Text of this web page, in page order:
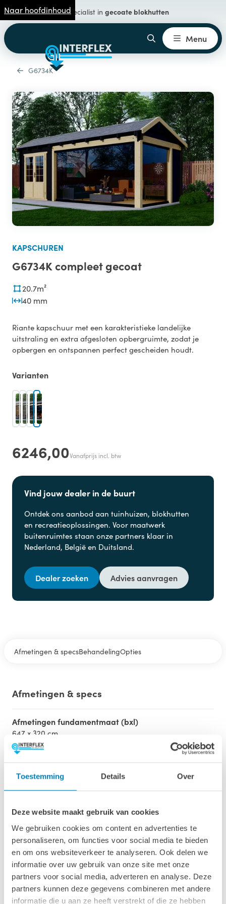
Toestemming Details Over
Deze website maakt gebruik van cookies
We gebruiken cookies om content en advertenties te
personaliseren, om functies voor social media te bieden
en om ons websiteverkeer te analyseren. Ook delen we
informatie over uw gebruik van onze site met onze
partners voor social media, adverteren en analyse. Deze
partners kunnen deze gegevens combineren met andere
informatie die u aan ze heeft verstrekt of die ze hebben
Naar hoofdinhoudSpecialist in gecoate blokhutten
Menu
G6734K
KAPSCHUREN
G6734K compleet gecoat
20.7m²
40 mm
Riante kapschuur met een karakteristieke landelijke
uitstraling en extra afgesloten opbergruimte, zodat je
opbergen en ontspannen perfect gescheiden houdt.
Varianten
6246,00Vanafprijs incl. btw
Vind jouw dealer in de buurt
Ontdek ons aanbod aan tuinhuizen, blokhutten
en recreatieoplossingen. Voor maatwerk
buitenruimtes staan onze partners klaar in
Nederland, België en Duitsland.
Dealer zoeken Advies aanvragen
Afmetingen & specsBehandelingOpties
Afmetingen & specs
Afmetingen fundamentmaat (bxl)
647 x 320 cm
Afmetingen inclusief oren (bxl)
Voor-, achterwand & nokhoogte
Oppervlakte (m2)
20.7 m2
Wanddikte
40 mm
Luifel